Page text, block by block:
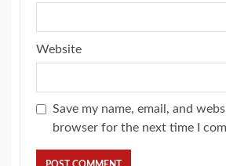
Website
Save my name, email, and
browser for the next time I